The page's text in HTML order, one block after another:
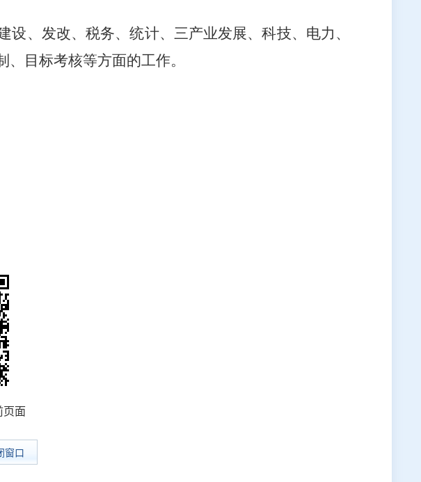
设、 发改、税务、统计、三产业发展、科技、电力 、
、目标考核等方面的工作。
页面
窗口